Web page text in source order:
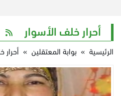
أحرار خلف الأسوار
الرئيسية » بوابة المعتقلين » أحرار